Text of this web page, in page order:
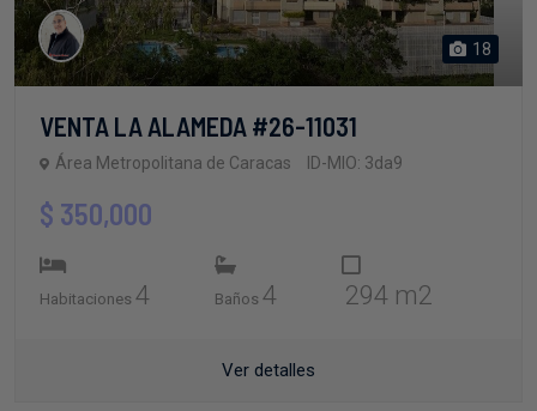
18
VENTA LA ALAMEDA #26-11031
Área Metropolitana de Caracas ID-MIO: 3da9
$ 350,000
Habitaciones 4 Baños 4 294 m2
Ver detalles